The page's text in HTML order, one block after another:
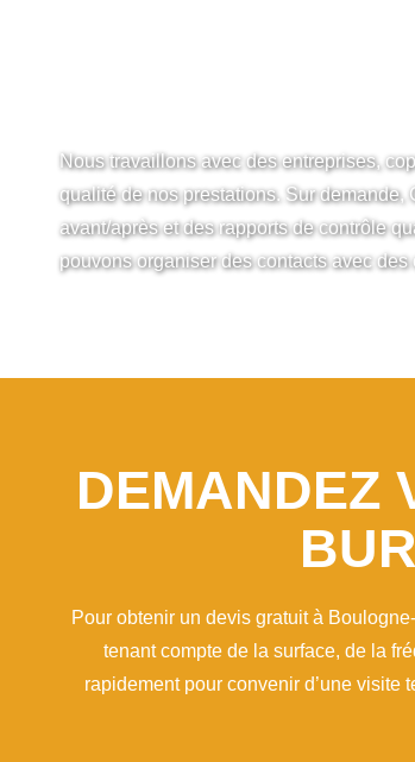
Nous travaillons avec des entreprises,
qualité de nos prestations. Sur
avant/après et des rapports de contrôle
pouvons organiser des contacts avec
DEMANDEZ
Pour obtenir un devis gratuit à
tenant compte de la surface, de la
rapidement pour convenir d’une visite